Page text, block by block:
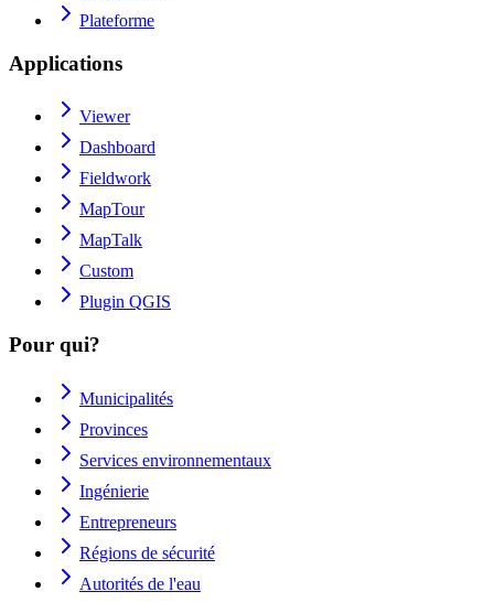
Plateforme
Applications
Viewer
Dashboard
Fieldwork
MapTour
MapTalk
Custom
Plugin QGIS
Pour qui?
Municipalités
Provinces
Services environnementaux
Ingénierie
Entrepreneurs
Régions de sécurité
Autorités de l'eau